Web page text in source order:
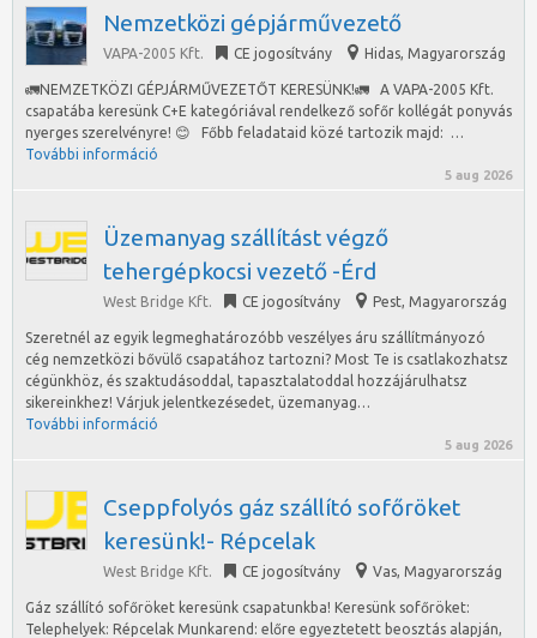
Nemzetközi gépjárművezető
VAPA-2005 Kft. CE jogosítvány Hidas, Magyarország
🚛NEMZETKÖZI GÉPJÁRMŰVEZETŐT KERESÜNK!🚛 A VAPA-2005 Kft.
csapatába keresünk C+E kategóriával rendelkező sofőr kollégát ponyvás
nyerges szerelvényre! 😊 Főbb feladataid közé tartozik majd: …
További információ
5 aug 2026
Üzemanyag szállítást végző
tehergépkocsi vezető -Érd
West Bridge Kft. CE jogosítvány Pest, Magyarország
Szeretnél az egyik legmeghatározóbb veszélyes áru szállítmányozó
cég nemzetközi bővülő csapatához tartozni? Most Te is csatlakozhatsz
cégünkhöz, és szaktudásoddal, tapasztalatoddal hozzájárulhatsz
sikereinkhez! Várjuk jelentkezésedet, üzemanyag…
További információ
5 aug 2026
Cseppfolyós gáz szállító sofőröket
keresünk!- Répcelak
West Bridge Kft. CE jogosítvány Vas, Magyarország
Gáz szállító sofőröket keresünk csapatunkba! Keresünk sofőröket:
Telephelyek: Répcelak Munkarend: előre egyeztetett beosztás alapján,